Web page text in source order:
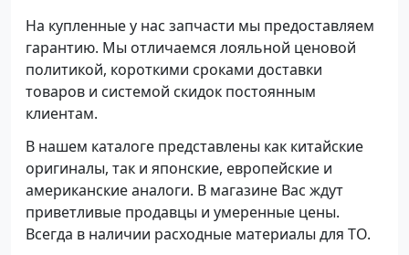
На купленные у нас запчасти мы предоставляем
гарантию. Мы отличаемся лояльной ценовой
политикой, короткими сроками доставки
товаров и системой скидок постоянным
клиентам.
В нашем каталоге представлены как китайские
оригиналы, так и японские, европейские и
американские аналоги. В магазине Вас ждут
приветливые продавцы и умеренные цены.
Всегда в наличии расходные материалы для ТО.